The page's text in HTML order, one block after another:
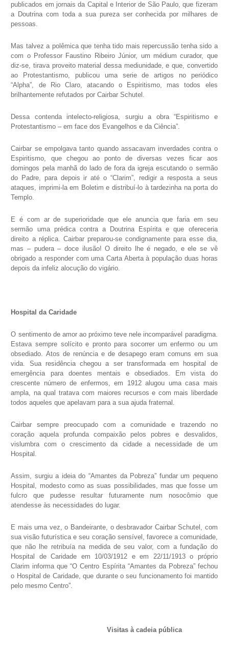
publicados em jornais da Capital e Interior de São Paulo, que fizeram
a Doutrina com toda a sua pureza ser conhecida por milhares de
pessoas.
Mas talvez a polêmica que tenha tido mais repercussão tenha sido a
com o Professor Faustino Ribeiro Júnior, um médium curador, que
diz-se, tirava proveito material dessa mediunidade, e que, convertido
ao Protestantismo, publicou uma serie de artigos no periódico
“Alpha”, de Rio Claro, atacando o Espiritismo, mas todos eles
brilhantemente refutados por Cairbar Schutel.
Dessa contenda intelecto-religiosa, surgiu a obra “Espiritismo e
Protestantismo – em face dos Evangelhos e da Ciência”.
Cairbar se empolgava tanto quando assacavam inverdades contra o
Espiritismo, que chegou ao ponto de diversas vezes ficar aos
domingos pela manhã do lado de fora da igreja escutando o sermão
do Padre, para depois ir até o “Clarim”, redigir a resposta a seus
ataques, imprimi-la em Boletim e distribuí-lo à tardezinha na porta do
Templo.
E é com ar de superioridade que ele anuncia que faria em seu
sermão uma prédica contra a Doutrina Espírita e que ofereceria
direito a réplica. Cairbar preparou-se condignamente para esse dia,
mas – pudera – doce ilusão! O direito lhe é negado, e ele se vê
obrigado a responder com uma Carta Aberta à população duas horas
depois da infeliz alocução do vigário.
Hospital da Caridade
O sentimento de amor ao próximo teve nele incomparável paradigma.
Estava sempre solícito e pronto para socorrer um enfermo ou um
obsediado. Atos de renúncia e de desapego eram comuns em sua
vida. Sua residência chegou a ser transformada em hospital de
emergência para doentes mentais e obsediados. Em vista do
crescente número de enfermos, em 1912 alugou uma casa mais
ampla, na qual tratava com maiores recursos e com mais liberdade
todos aqueles que apelavam para a sua ajuda fraternal.
Cairbar sempre preocupado com a comunidade e trazendo no
coração aquela profunda compaixão pelos pobres e desvalidos,
vislumbra com o crescimento da cidade a necessidade de um
Hospital.
Assim, surgiu a ideia do “Amantes da Pobreza” fundar um pequeno
Hospital, modesto como as suas possibilidades, mas que fosse um
fulcro que pudesse resultar futuramente num nosocômio que
atendesse às necessidades do lugar.
E mais uma vez, o Bandeirante, o desbravador Cairbar Schutel, com
sua visão futurística e seu coração sensível, favorece a comunidade,
que não lhe retribuía na medida de seu valor, com a fundação do
Hospital de Caridade em 10/03/1912 e em 22/11/1913 o próprio
Clarim informa que “O Centro Espírita “Amantes da Pobreza” fechou
o Hospital de Caridade, que durante o seu funcionamento foi mantido
pelo mesmo Centro”.
Visitas à cadeia pública